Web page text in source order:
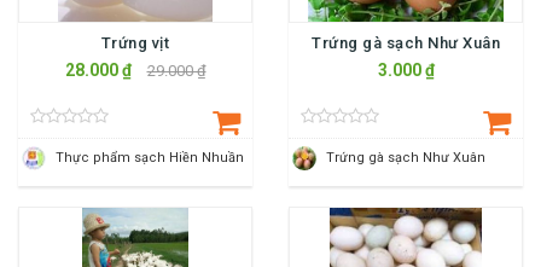
Trứng vịt
28.000 ₫ 29.000 ₫
Thực phẩm sạch Hiền Nhuần
Trứng gà sạch Như Xuân
3.000 ₫
Trứng gà sạch Như Xuân